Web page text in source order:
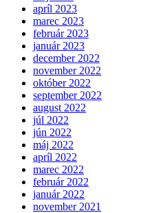
apríl 2023
marec 2023
február 2023
január 2023
december 2022
november 2022
október 2022
september 2022
august 2022
júl 2022
jún 2022
máj 2022
apríl 2022
marec 2022
február 2022
január 2022
november 2021